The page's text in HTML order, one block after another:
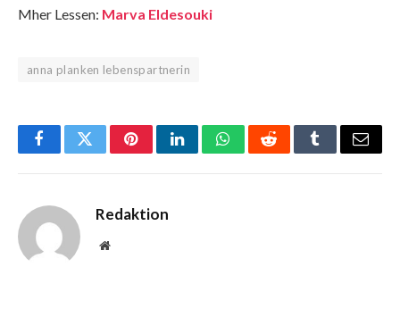
Mher Lessen: Marva Eldesouki
anna planken lebenspartnerin
FacebookTwitterPinterestLinkedInWhatsAppRedditTumblrEmail
Redaktion
Website